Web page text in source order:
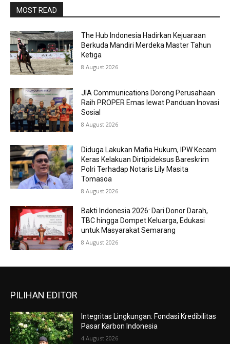
MOST READ
The Hub Indonesia Hadirkan Kejuaraan
Berkuda Mandiri Merdeka Master Tahun
Ketiga
8 August 2026
JIA Communications Dorong Perusahaan
Raih PROPER Emas lewat Panduan Inovasi
Sosial
8 August 2026
Diduga Lakukan Mafia Hukum, IPW Kecam
Keras Kelakuan Dirtipideksus Bareskrim
Polri Terhadap Notaris Lily Masita
Tomasoa
8 August 2026
Bakti Indonesia 2026: Dari Donor Darah,
TBC hingga Dompet Keluarga, Edukasi
untuk Masyarakat Semarang
8 August 2026
PILIHAN EDITOR
Integritas Lingkungan: Fondasi Kredibilitas
Pasar Karbon Indonesia
4 August 2026